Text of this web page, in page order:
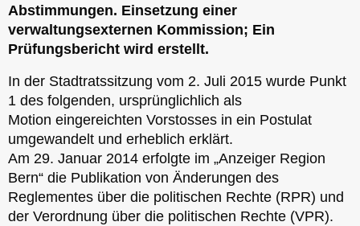
Abstimmungen. Einsetzung einer
verwaltungsexternen Kommission; Ein
Prüfungsbericht wird erstellt.
In der Stadtratssitzung vom 2. Juli 2015 wurde Punkt
1 des folgenden, ursprünglichlich als
Motion eingereichten Vorstosses in ein Postulat
umgewandelt und erheblich erklärt.
Am 29. Januar 2014 erfolgte im „Anzeiger Region
Bern“ die Publikation von Änderungen des
Reglementes über die politischen Rechte (RPR) und
der Verordnung über die politischen Rechte (VPR).